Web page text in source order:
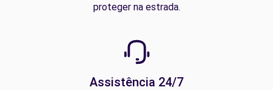
proteger na estrada.
Assistência 24/7